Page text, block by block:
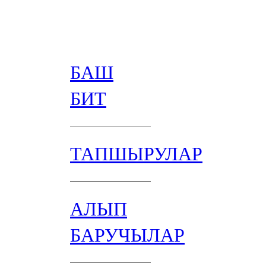
БАШ
БИТ
ТАПШЫРУЛАР
АЛЫП
БАРУЧЫЛАР